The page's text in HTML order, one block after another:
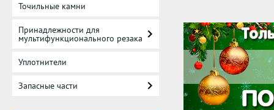
Точильные камни
Принадлежности для
мультифункционального резака
Уплотнители
Запасные части